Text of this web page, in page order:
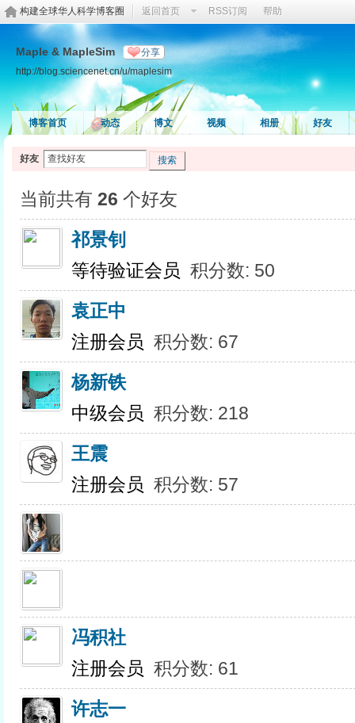
构建全球华人科学博客圈 返回首页 RSS订阅 帮助
Maple & MapleSim 分享
http://blog.sciencenet.cn/u/maplesim
博客首页 动态 博文 视频 相册 好友
好友 搜索
当前共有 26 个好友
祁景钊
等待验证会员 积分数: 50
袁正中
注册会员 积分数: 67
杨新铁
中级会员 积分数: 218
王震
注册会员 积分数: 57
冯积社
注册会员 积分数: 61
许志一